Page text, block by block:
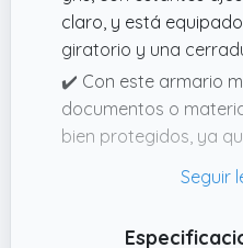
claro, y está
giratorio y una
✔️ Con este armario
documentos o
bien protegidos, ya
miradas indiscretas o